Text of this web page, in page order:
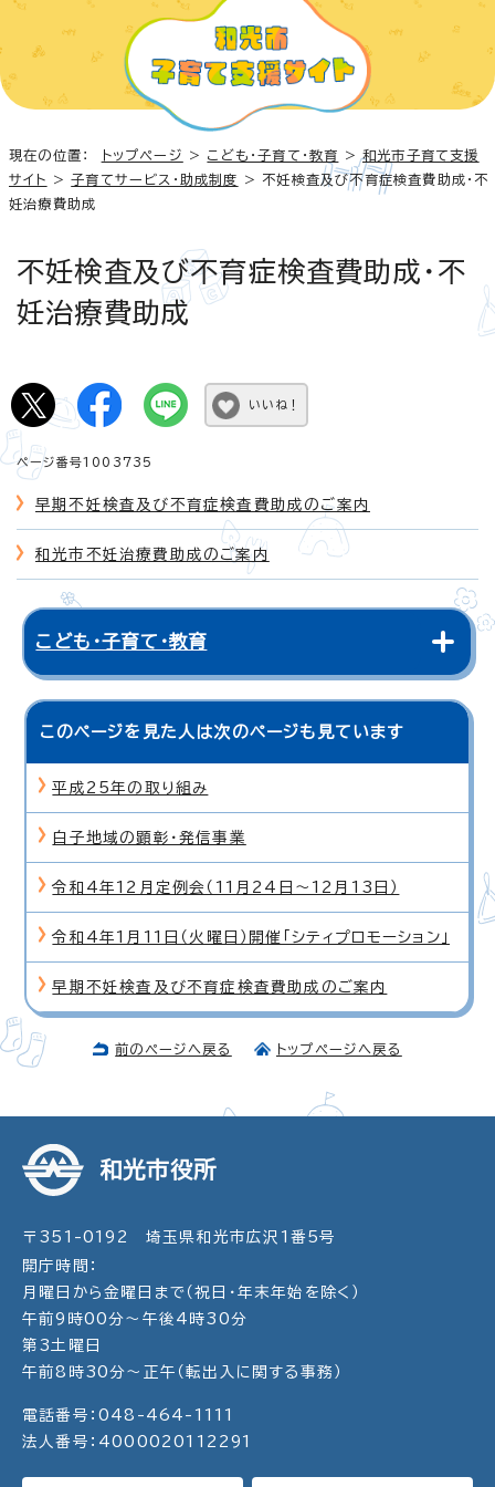
現在の位置： トップページ > こども・子育て・教育 >和光市子育て支援
サイト
>子育てサービス・助成制度
> 不妊検査及び不育症検査費助成・不
妊治療費助成
不妊検査及び不育症検査費助成・不
妊治療費助成
いいね！
ページ番号1003735
早期不妊検査及び不育症検査費助成のご案内
和光市不妊治療費助成のご案内
こども・子育て・教育
このページを見た人は次のページも見ています
平成25年の取り組み
白子地域の顕彰・発信事業
令和4年12月定例会（11月24日〜12月13日）
令和4年1月11日（火曜日）開催「シティプロモーション」
早期不妊検査及び不育症検査費助成のご案内
前のページへ戻る トップページへ戻る
和光市役所
〒351-0192 埼玉県和光市広沢1番5号
開庁時間：
月曜日から金曜日まで（祝日・年末年始を除く）
午前9時00分～午後4時30分
第3土曜日
午前8時30分～正午（転出入に関する事務）
電話番号：048-464-1111
法人番号：4000020112291